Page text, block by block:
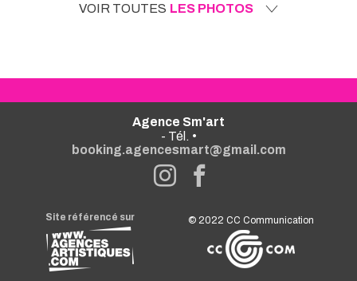
VOIR TOUTES LES PHOTOS
Agence Sm'art
- Tél. •
booking.agencesmart@gmail.com
Site référencé sur © 2022CC Communication